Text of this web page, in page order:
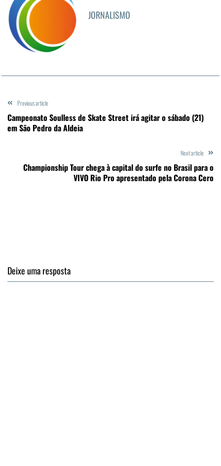
JORNALISMO
Previous article
Campeonato Soulless de Skate Street irá agitar o sábado (21)
em São Pedro da Aldeia
Next article
Championship Tour chega à capital do surfe no Brasil para o
VIVO Rio Pro apresentado pela Corona Cero
Deixe uma resposta